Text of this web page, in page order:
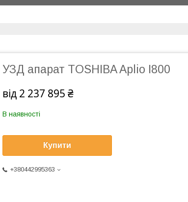
УЗД апарат TOSHIBA Aplio I800
від 2 237 895 ₴
В наявності
Купити
+380442995363